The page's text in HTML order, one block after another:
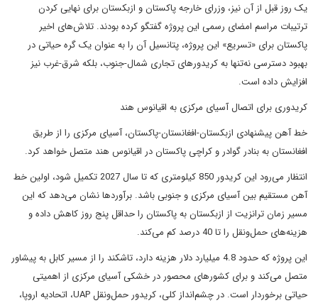
یک روز قبل از آن نیز، وزرای خارجه پاکستان و ازبکستان برای نهایی کردن
ترتیبات مراسم امضای رسمی این پروژه گفتگو کرده بودند. تلاش‌های اخیر
پاکستان برای «تسریع» این پروژه، پتانسیل آن را به عنوان یک گره حیاتی در
بهبود دسترسی نه‌تنها به کریدورهای تجاری شمال-جنوب، بلکه شرق-غرب نیز
افزایش داده است.
کریدوری برای اتصال آسیای مرکزی به اقیانوس هند
خط آهن پیشنهادی ازبکستان-افغانستان-پاکستان، آسیای مرکزی را از طریق
افغانستان به بنادر گوادر و کراچی پاکستان در اقیانوس هند متصل خواهد کرد.
انتظار می‌رود این کریدور 850 کیلومتری که تا سال 2027 تکمیل شود، اولین خط
آهن مستقیم بین آسیای مرکزی و جنوبی باشد. برآوردها نشان می‌دهد که این
مسیر زمان ترانزیت از ازبکستان به پاکستان را حداقل پنج روز کاهش داده و
هزینه‌های حمل‌ونقل را تا 40 درصد کم می‌کند.
این پروژه که حدود 4.8 میلیارد دلار هزینه دارد، تاشکند را از مسیر کابل به پیشاور
متصل می‌کند و برای کشورهای محصور در خشکی آسیای مرکزی از اهمیتی
حیاتی برخوردار است. در چشم‌انداز کلی، کریدور حمل‌ونقل UAP، اتحادیه اروپا،